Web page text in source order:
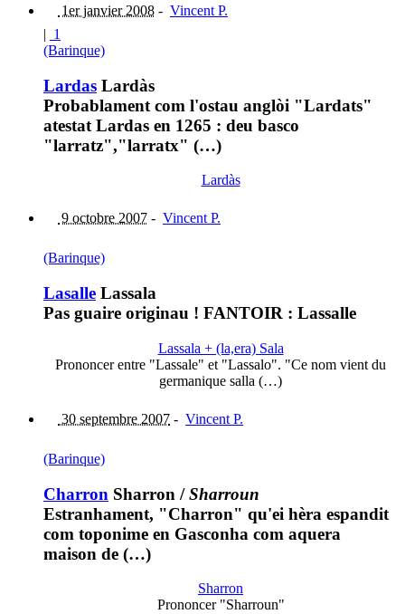
1er janvier 2008 - Vincent P.
| 1
(Barinque)
Lardas Lardàs
Probablament com l'ostau anglòi "Lardats"
atestat Lardas en 1265 : deu basco
"larratz","larratx" (…)
Lardàs
9 octobre 2007 - Vincent P.
(Barinque)
Lasalle Lassala
Pas guaire originau ! FANTOIR : Lassalle
Lassala + (la,era) Sala
Prononcer entre "Lassale" et "Lassalo". "Ce nom vient du
germanique salla (…)
30 septembre 2007 - Vincent P.
(Barinque)
Charron Sharron /Sharroun
Estranhament, "Charron" qu'ei hèra espandit
com toponime en Gasconha com aquera
maison de (…)
Sharron
Prononcer "Sharroun"